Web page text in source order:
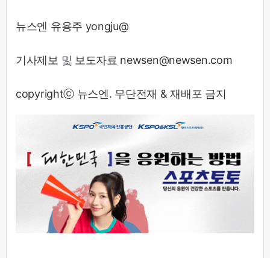
뉴스엔 유용주 yongju@
기사제보 및 보도자료 newsen@newsen.com
copyrightⓒ 뉴스엔. 무단전재 & 재배포 금지